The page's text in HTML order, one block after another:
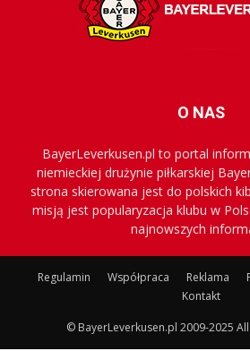
O NAS
BayerLeverkusen.pl to portal
niemieckiej drużynie piłkarskiej
strona skierowana jest do polskich
misją jest popularyzacja klubu w
najnowszych
Regulamin Współpraca Reklama
Kontakt
© BayerLeverkusen.pl 2009-2025